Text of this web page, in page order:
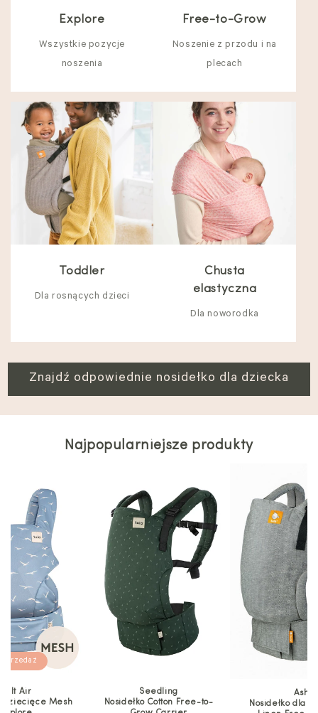
Explore
Wszystkie pozycje
noszenia
Free-to-Grow
Noszenie z przodu i na
plecach
Toddler
Dla rosnących dzieci
Chusta
elastyczna
Dla noworodka
Znajdź odpowiednie nosidełko dla dziecka
Najpopularniejsze produkty
Salt Air
dziecięce Mesh
Seedling
Nosidełko Cotton Free-to-
Ash
Nosidełko dla